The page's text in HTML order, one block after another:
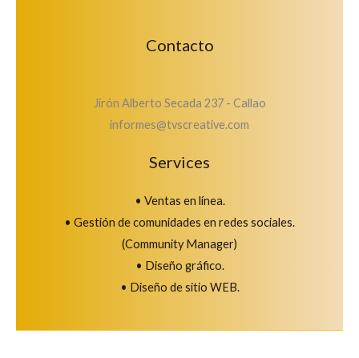
Contacto
Jirón Alberto Secada 237 - Callao
informes@tvscreative.com
Services
• Ventas en línea.
• Gestión de comunidades en redes sociales.
(Community Manager)
• Diseño gráfico.
• Diseño de sitio WEB.